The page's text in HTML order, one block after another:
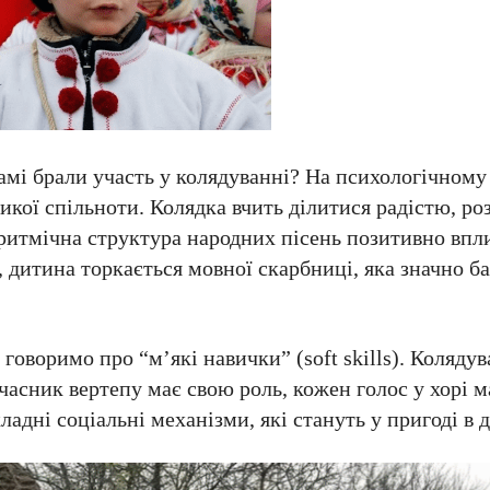
брали участь у колядуванні? На психологічному
спільноти. Колядка вчить ділитися радістю,
структура народних пісень позитивно
торкається мовної скарбниці, яка значно
про “м’які навички” (soft skills).
вертепу має свою роль, кожен голос у хорі
соціальні механізми, які стануть у пригоді в